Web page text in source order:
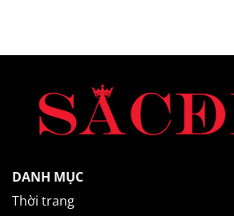
DANH MỤC
Thời trang